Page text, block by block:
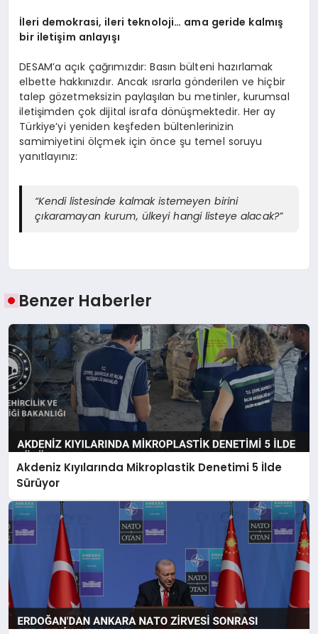
İleri demokrasi, ileri teknoloji… ama geride kalmış
bir iletişim anlayışı
DESAM’a açık çağrımızdır: Basın bülteni hazırlamak
elbette hakkınızdır. Ancak ısrarla gönderilen ve hiçbir
talep gözetmeksizin paylaşılan bu metinler, kurumsal
iletişimden çok dijital israfa dönüşmektedir. Her ay
Türkiye’yi yeniden keşfeden bültenlerinizin
samimiyetini ölçmek için önce şu temel soruyu
yanıtlayınız:
“Kendi listesinde kalmak istemeyen birini
çıkaramayan kurum, ülkeyi hangi listeye alacak?”
Benzer Haberler
Akdeniz Kıyılarında Mikroplastik Denetimi 5 İlde
Sürüyor